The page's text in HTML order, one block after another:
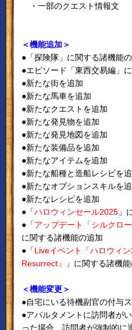
・一部のクエスト情報文
＜機能追加＞
●「探険隊」に関する諸機能
●エピソード「東西交易編」
●新たな街を追加
●新たな馬車を追加
●新たなクエストを追加
●新たな発見物を追加
●新たな発見地図を追加
●新たな装備品を追加
●新たなアイテムを追加
●新たな船種と造船レシピを
●新たなオプションスキルを
●新たなレシピを追加
●「ハロウィンセール2025」
●「アップデート「シルクロ
に関する諸機能の追加
●「Liveイベント「ハロウィ
Resurrect」
」に関する諸機
＜機能変更＞
●自宅にいる待機副官の付与
●アパルタメントに訪問者が
った場合、訪問者が強制的に